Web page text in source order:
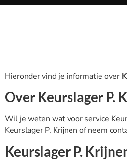
Hieronder vind je informatie over
Over Keurslager P.
Wil je weten wat voor service
Keurslager P. Krijnen of neem
Keurslager P.